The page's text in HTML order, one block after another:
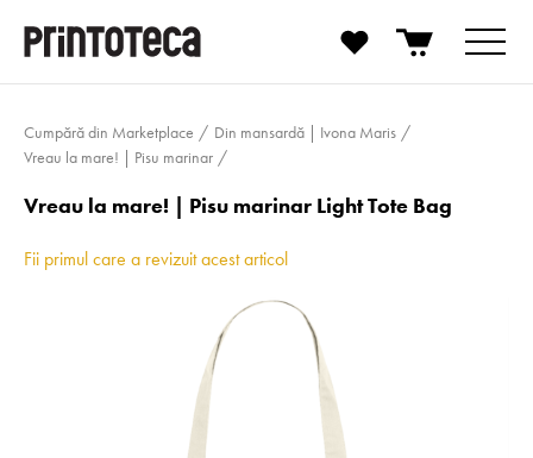
Cumpără din Marketplace
Din mansardă | Ivona Maris
Vreau la mare! | Pisu marinar
Vreau la mare! | Pisu marinar Light Tote Bag
Fii primul care a revizuit acest articol